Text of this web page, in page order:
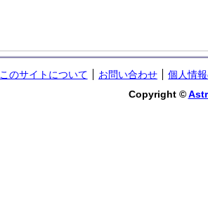
このサイトについて お問い合わせ
個人情
Copyright ©